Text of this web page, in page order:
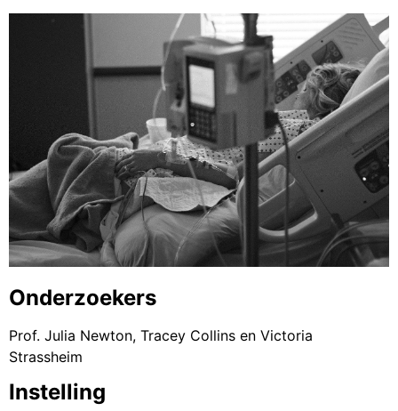
Onderzoekers
Prof. Julia Newton, Tracey Collins en Victoria
Strassheim
Instelling